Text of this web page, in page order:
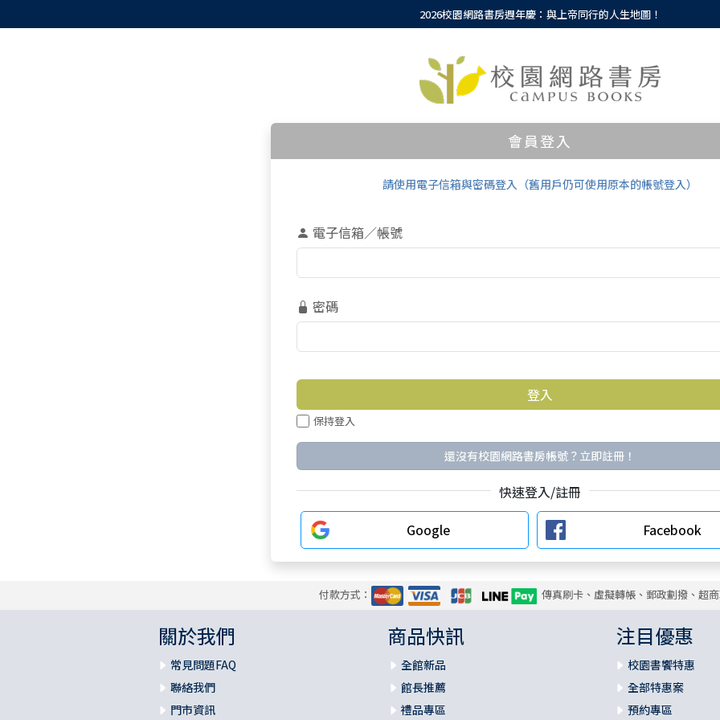
2026校園網路書房週年慶：與上帝同行的人生地圖！
會員登入
請使用電子信箱與密碼登入（舊用戶仍可使用原本的帳號登入）
電子信箱／帳號
密碼
保持登入
還沒有校園網路書房帳號？立即註冊！
快速登入/註冊
Google
Facebook
付款方式： 傳真刷卡、虛擬轉帳、郵政劃撥、超
關於我們
常見問題FAQ
聯絡我們
門市資訊
商品快訊
全館新品
館長推薦
禮品專區
注目優惠
校園書饗特惠
全部特惠案
預約專區